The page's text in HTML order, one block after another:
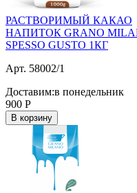
РАСТВОРИМЫЙ КАКАО
НАПИТОК GRANO
SPESSO GUSTO 1КГ
Арт. 58002/1
Доставим:в понедельник
900 Р
В корзину